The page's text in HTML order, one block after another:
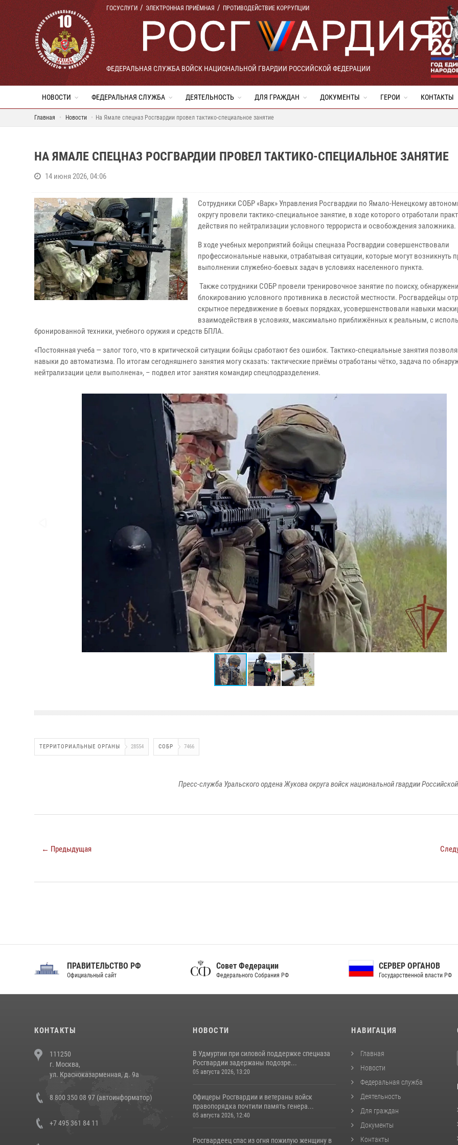
ГОСУСЛУГИ ЭЛЕКТРОННАЯ ПРИЁМНАЯ ПРОТИВОДЕЙСТВИЕ КОРРУПЦИИ
ФЕДЕРАЛЬНАЯ СЛУЖБА ВОЙСК НАЦИОНАЛЬНОЙ ГВАРДИИ РОССИЙСКОЙ ФЕДЕРАЦИИ
НОВОСТИ ФЕДЕРАЛЬНАЯ СЛУЖБА ДЕЯТЕЛЬНОСТЬ ДЛЯ ГРАЖДАН ДОКУМЕНТЫ ГЕРОИ КОНТАКТЫ
Главная Новости На Ямале спецназ Росгвардии провел тактико-специальное занятие
НА ЯМАЛЕ СПЕЦНАЗ РОСГВАРДИИ ПРОВЕЛ ТАКТИКО-СПЕЦИАЛЬНОЕ ЗАНЯТИЕ
14 июня 2026, 04:06
Сотрудники СОБР «Варк» Управления Росгвардии по Ямало-Ненецкому
округу провели тактико-специальное занятие, в ходе которого отработали
действия по нейтрализации условного террориста и освобождения заложника.
В ходе учебных мероприятий бойцы спецназа Росгвардии совершенствовали
профессиональные навыки, отрабатывая ситуации, которые могут возникнуть
выполнении служебно-боевых задач в условиях населенного пункта.
Также сотрудники СОБР провели тренировочное занятие по поиску,
блокированию условного противника в лесистой местности. Росгвардейцы
скрытное передвижение в боевых порядках, усовершенствовали навыки
взаимодействия в условиях, максимально приближённых к реальным, с
бронированной техники, учебного оружия и средств БПЛА.
«Постоянная учеба — залог того, что в критической ситуации бойцы сработают без ошибок. Тактико-специальные занятия
навыки до автоматизма. По итогам сегодняшнего занятия могу сказать: тактические приёмы отработаны чётко, задача по
нейтрализации цели выполнена», – подвел итог занятия командир спецподразделения.
ТЕРРИТОРИАЛЬНЫЕ ОРГАНЫ 28554 СОБР 7466
Пресс-служба Уральского ордена Жукова округа войск национальной гвардии
← Предыдущая
ПРАВИТЕЛЬСТВО РФ
Официальный сайт
Совет Федерации
Федерального Собрания РФ
СЕРВЕР ОРГАНОВ
Государственной власти РФ
КОНТАКТЫ
111250
г. Москва,
ул. Красноказарменная, д. 9а
8 800 350 08 97 (автоинформатор)
+7 495 361 84 11
НОВОСТИ
В Удмуртии при силовой поддержке спецназа
Росгвардии задержаны подозре...
05 августа 2026, 13:20
Офицеры Росгвардии и ветераны войск
правопорядка почтили память генера...
05 августа 2026, 12:40
Росгвардеец спас из огня пожилую женщину в
НАВИГАЦИЯ
Главная
Новости
Федеральная служба
Деятельность
Для граждан
Документы
Контакты